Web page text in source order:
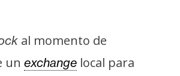
al momento de
un exchange local para